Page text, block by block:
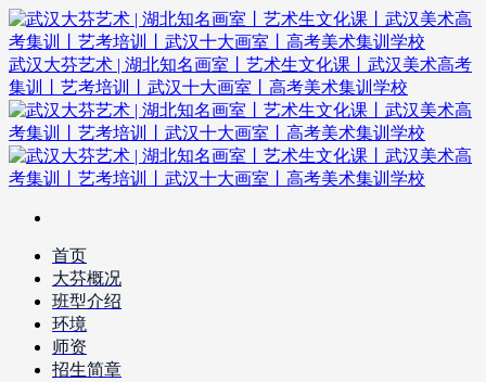
武汉大芬艺术 | 湖北知名画室丨艺术生文化课丨武汉美术高考
集训丨艺考培训丨武汉十大画室丨高考美术集训学校
首页
大芬概况
班型介绍
环境
师资
招生简章